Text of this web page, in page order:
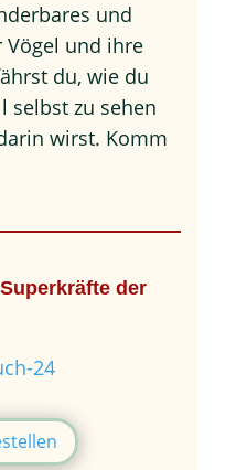
und
Vögel und ihre
du, wie du
selbst zu sehen
wirst. Komm
der